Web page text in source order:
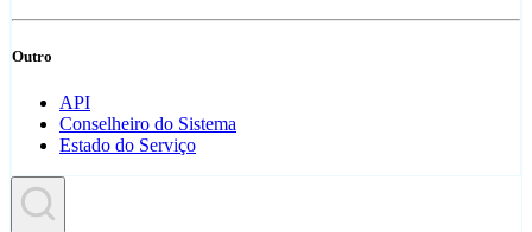
Outro
API
Conselheiro do Sistema
Estado do Serviço